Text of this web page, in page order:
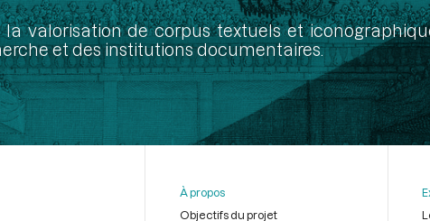
valorisation de corpus textuels et
et des institutions documentaires.
À propos
Objectifs du projet